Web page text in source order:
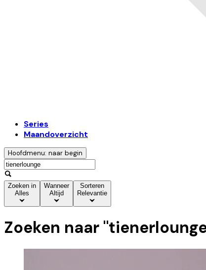
Series
Maandoverzicht
Hoofdmenu: naar begin
Zoeken in
Alles
Wanneer
Altijd
Sorteren
Relevantie
Zoeken naar "tienerlounge